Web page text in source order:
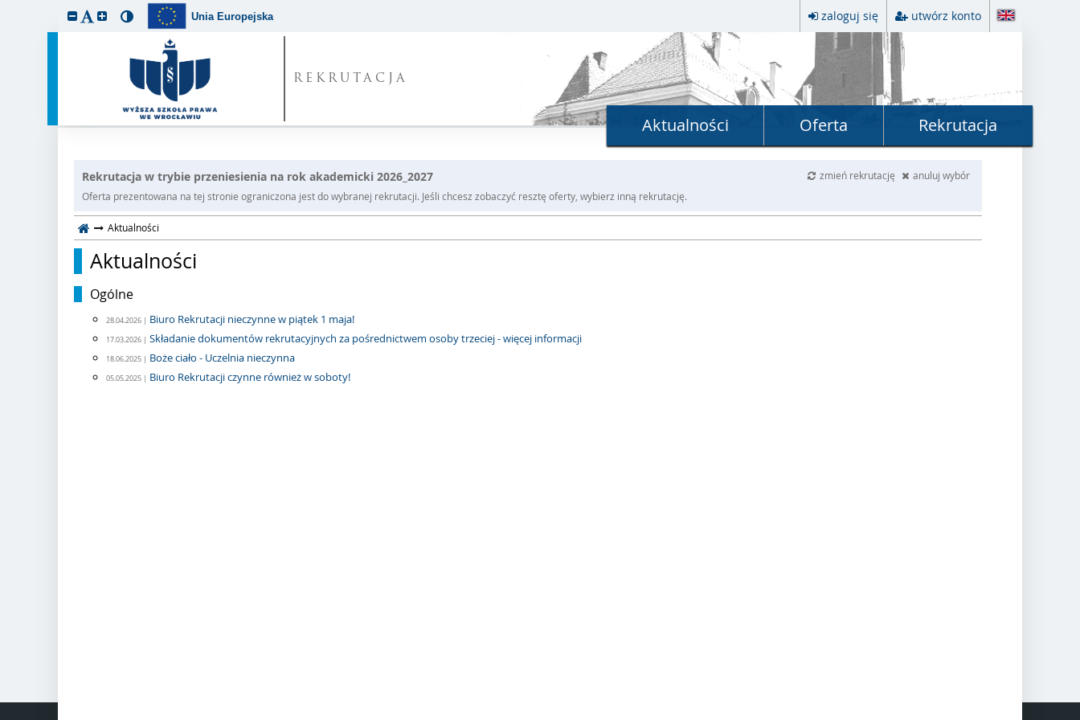
Unia Europejska zaloguj się utwórz konto
REKRUTACJA
Aktualności Oferta Rekrutacja
Rekrutacja w trybie przeniesienia na rok akademicki 2026_2027 zmień rekrutację
anuluj wybór
Oferta prezentowana na tej stronie ograniczona jest do wybranej rekrutacji. Jeśli chcesz zobaczyć resztę oferty, wybierz inną rekrutację.
Aktualności
Aktualności
Ogólne
28.04.2026 | Biuro Rekrutacji nieczynne w piątek 1 maja!
17.03.2026 | Składanie dokumentów rekrutacyjnych za pośrednictwem osoby trzeciej - więcej informacji
18.06.2025 | Boże ciało - Uczelnia nieczynna
05.05.2025 | Biuro Rekrutacji czynne również w soboty!